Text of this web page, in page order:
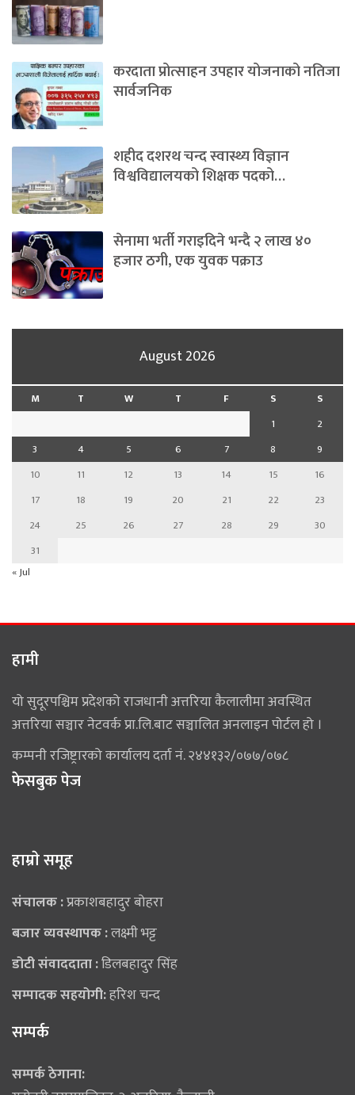
करदाता प्रोत्साहन उपहार योजनाको नतिजा
सार्वजनिक
शहीद दशरथ चन्द स्वास्थ्य विज्ञान
विश्वविद्यालयको शिक्षक पदको…
सेनामा भर्ती गराइदिने भन्दै २ लाख ४०
हजार ठगी, एक युवक पक्राउ
August 2026
M T W T F S
S
1
2
3
4 5 6 7 8
9
10
11 12 13 14 15
16
17
18 19 20 21 22
23
24
25 26 27 28 29
30
31
« Jul
हामी
यो सुदूरपश्चिम प्रदेशको राजधानी अत्तरिया कैलालीमा अवस्थित
अत्तरिया सञ्चार नेटवर्क प्रा.लि.बाट सञ्चालित अनलाइन पोर्टल हो ।
कम्पनी रजिष्ट्रारको कार्यालय दर्ता नं. २४४१३२/०७७/०७८
फेसबुक पेज
हाम्राे समूह
संचालक :प्रकाशबहादुर बोहरा
बजार व्यवस्थापक :लक्ष्मी भट्ट
डोटी संवाददाता :डिलबहादुर सिंह
सम्पादक सहयोगी:हरिश चन्द
सम्पर्क
सम्पर्क ठेगाना: